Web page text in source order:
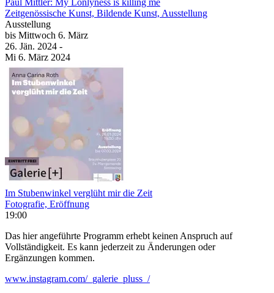
Zeitgenössische Kunst, Bildende Kunst, Ausstellung
Ausstellung
bis Mittwoch 6. März
26. Jän. 2024 -
Mi 6. März 2024
Im Stubenwinkel verglüht mir die Zeit
Fotografie, Eröffnung
19:00
Das hier angeführte Programm erhebt keinen Anspruch auf
Vollständigkeit. Es kann jederzeit zu Änderungen oder
Ergänzungen kommen.
www.instagram.com/_galerie_pluss_/